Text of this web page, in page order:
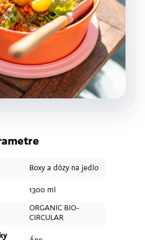
Boxy a dózy na jedlo
1300 ml
ORGANIC BIO-
CIRCULAR